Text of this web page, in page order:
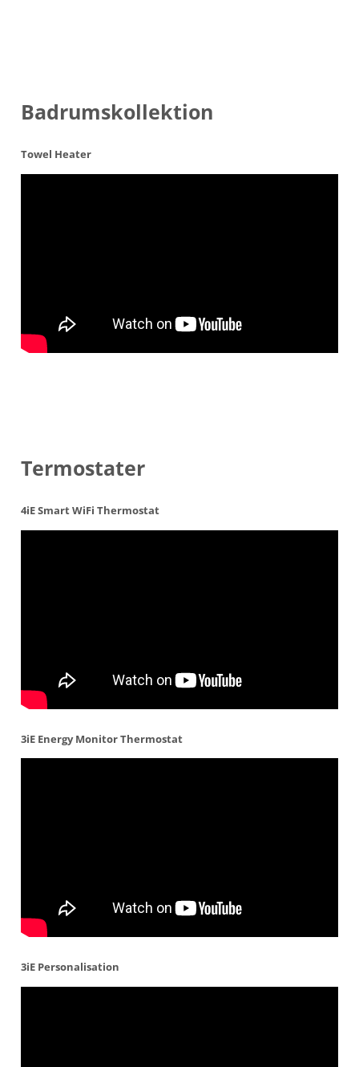
Badrumskollektion
Towel Heater
Termostater
4iE Smart WiFi Thermostat
3iE Energy Monitor Thermostat
3iE Personalisation